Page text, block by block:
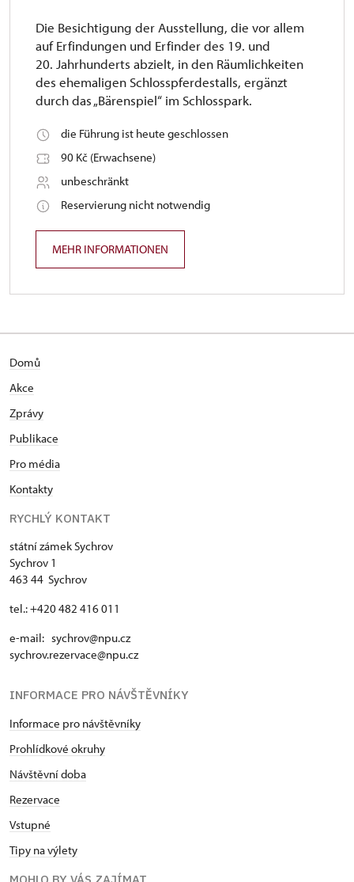
Die Besichtigung der Ausstellung, die vor allem
auf Erfindungen und Erfinder des 19. und
20. Jahrhunderts abzielt, in den Räumlichkeiten
des ehemaligen Schlosspferdestalls, ergänzt
durch das „Bärenspiel“ im Schlosspark.
die Führung ist heute geschlossen
90 Kč (Erwachsene)
unbeschränkt
Reservierung nicht notwendig
MEHR INFORMATIONEN
Domů
Akce
Zprávy
Publikace
Pro média
Kontakty
RYCHLÝ KONTAKT
státní zámek Sychrov
Sychrov 1
463 44 Sychrov
tel.: +420 482 416 011
e-mail: sychrov@npu.cz
sychrov.rezervace@npu.cz
INFORMACE PRO NÁVŠTĚVNÍKY
Informace pro návštěvníky
Prohlídkové okruhy
Návštěvní doba
Rezervace
Vstupné
Tipy na výlety